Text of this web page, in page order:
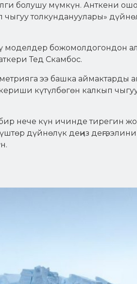
болушу мүмкүн. Анткени
толкундануулары»
моделдер божомолдогондон
Тед Скамбос.
ээ башка аймактарды
күтүлбөгөн калкып
нече күн ичинде тирегин
дүйнөлүк деңиз